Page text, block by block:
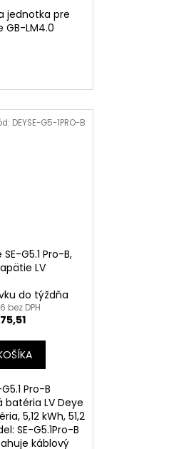
jednotka pre
GB-LM4.0
G5.1 Pro-B,
LV
do týždňa
bez DPH
Pro-B
LV Deye
5,12 kWh, 51,2
SE-G5.1Pro-B
káblový
DEYSE-G5-1PRO-B